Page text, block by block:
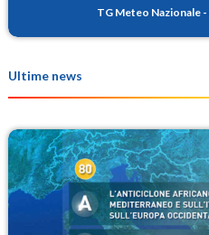
TG Meteo Nazionale -
Ultime news